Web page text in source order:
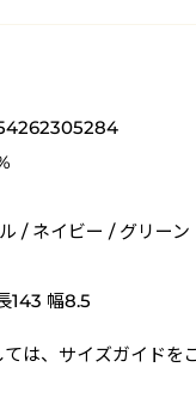
/ ネイビー / グリーン
143 幅8.5
は、 サイズガイドを